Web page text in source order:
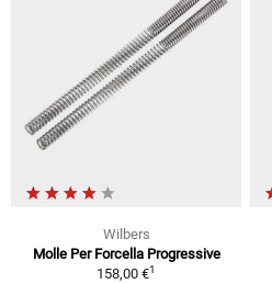
Wilbers
Molle Per Forcella Progressive
158,00 €1